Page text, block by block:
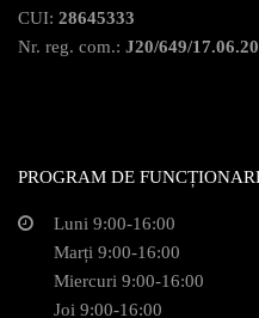
CUI: 28645333
Nr. reg. com.: J20/649/
PROGRAM DE
Luni 9:00-16:00
Marți 9:00-16:00
Miercuri 9:00-16:00
Joi 9:00-16:00